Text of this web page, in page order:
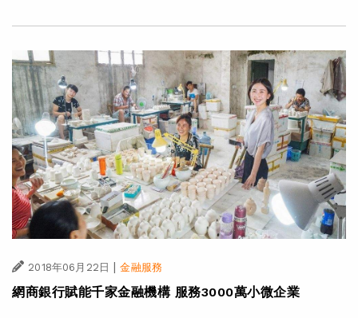
2018年06月22日 | 金融服務
網商銀行賦能千家金融機構 服務3000萬小微企業